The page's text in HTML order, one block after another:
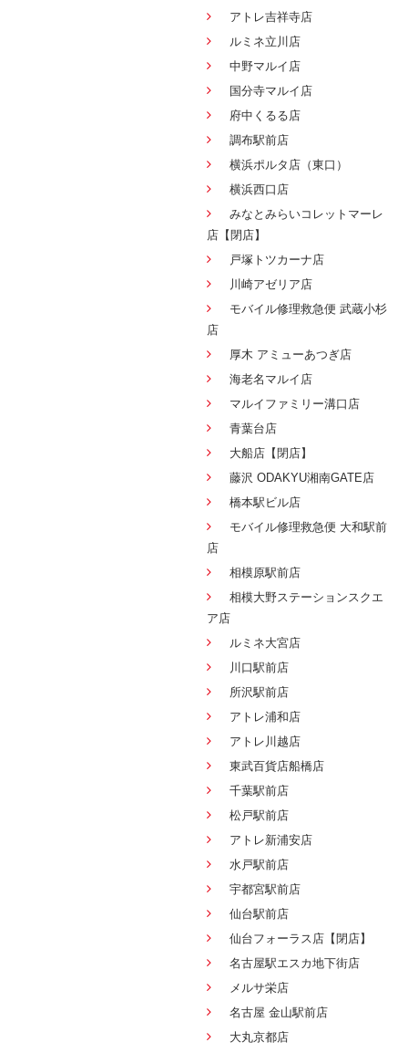
アトレ吉祥寺店
ルミネ立川店
中野マルイ店
国分寺マルイ店
府中くるる店
調布駅前店
横浜ポルタ店（東口）
横浜西口店
みなとみらいコレットマーレ
店【閉店】
戸塚トツカーナ店
川崎アゼリア店
モバイル修理救急便 武蔵小杉
店
厚木 アミューあつぎ店
海老名マルイ店
マルイファミリー溝口店
青葉台店
大船店【閉店】
藤沢 ODAKYU湘南GATE店
橋本駅ビル店
モバイル修理救急便 大和駅前
店
相模原駅前店
相模大野ステーションスクエ
ア店
ルミネ大宮店
川口駅前店
所沢駅前店
アトレ浦和店
アトレ川越店
東武百貨店船橋店
千葉駅前店
松戸駅前店
アトレ新浦安店
水戸駅前店
宇都宮駅前店
仙台駅前店
仙台フォーラス店【閉店】
名古屋駅エスカ地下街店
メルサ栄店
名古屋 金山駅前店
大丸京都店